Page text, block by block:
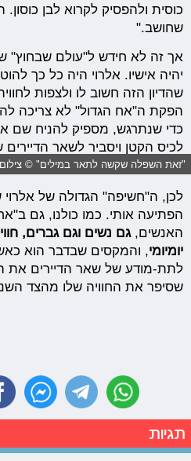
כוסית ולהפסיק לקרוא לבן
שחושב."
אך זה לא חידש ל"עולם שבחוץ"
יהיה אישיו. אלרוי היה כל כך
שהדיון הזה חשוב לו ולצפות
הפקת ה"אח הגדול" לא צריכה
כדי שנתרגש, מספיק להניח שם
לכיס הקטן ויסביר לשאר הדיירים
"זאת השפלה שקשה לתאר במילים" ©
לכן, ה"חשיפה" הגדולה של
הפתיעה אותי. כמו כולנו, גם
האנשים,גם נשים וגם גברים,
יומיומי, והמקסים שבדבר הוא
לתת-מודע של שאר הדיירים את
שסיפר את החוויה שלו מהצד
תגיות